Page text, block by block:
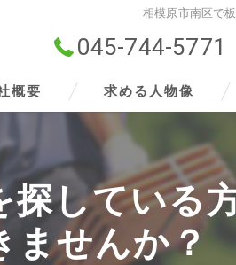
相模原市南区で
045-744-5771
概要
ン
内
求める人物像
している
ませんか？